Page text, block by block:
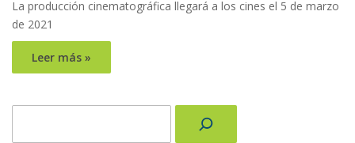
La producción cinematográfica llegará a los cines el 5 de marzo
de 2021
Leer más »